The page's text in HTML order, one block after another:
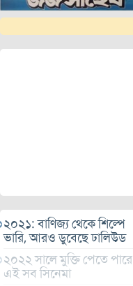
২০২১: বাণিজ্য থেকে শিল্পে
ভারি, আরও ডুবেছে ঢালিউড
২০২২ সালে মুক্তি পেতে পারে
এই সব সিনেমা